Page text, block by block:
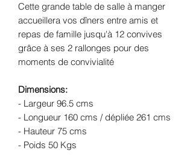
Cette grande table de salle à manger
accueillera vos dîners entre amis et
repas de famille jusqu'à 12 convives
grâce à ses 2 rallonges pour des
moments de convivialité
Dimensions:
- Largeur 96.5 cms
- Longueur 160 cms / dépliée 261 cms
- Hauteur 75 cms
- Poids 50 Kgs